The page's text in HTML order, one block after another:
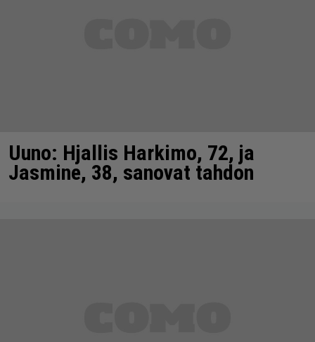
Uuno: Hjallis Harkimo, 72, ja
Jasmine, 38, sanovat tahdon